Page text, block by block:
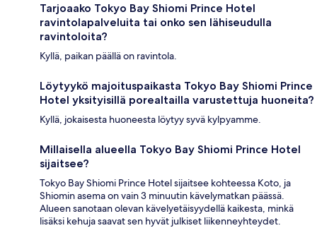
Tarjoaako Tokyo Bay Shiomi Prince Hotel
ravintolapalveluita tai onko sen lähiseudulla
ravintoloita?
Kyllä, paikan päällä on ravintola.
Löytyykö majoituspaikasta Tokyo Bay Shiomi Prince
Hotel yksityisillä porealtailla varustettuja huoneita?
Kyllä, jokaisesta huoneesta löytyy syvä kylpyamme.
Millaisella alueella Tokyo Bay Shiomi Prince Hotel
sijaitsee?
Tokyo Bay Shiomi Prince Hotel sijaitsee kohteessa Koto, ja
Shiomin asema on vain 3 minuutin kävelymatkan päässä.
Alueen sanotaan olevan kävelyetäisyydellä kaikesta, minkä
lisäksi kehuja saavat sen hyvät julkiset liikenneyhteydet.